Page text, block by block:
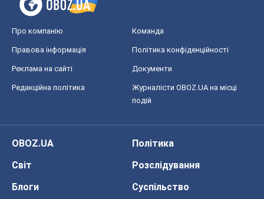
Про компанію Команда
Правова інформація Політика конфіденційності
Реклама на сайті Документи
Редакційна політика
Журналісти OBOZ.UA на місці
подій
OBOZ.UA
Політика
Світ
Розслідування
Блоги
Суспільство